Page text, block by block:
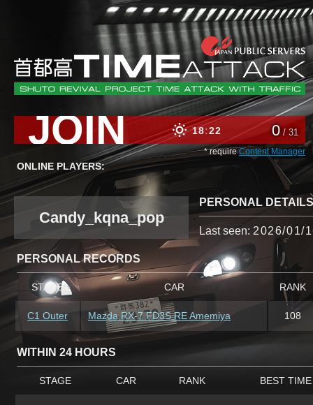
0/ 31
18 22
JOIN * require Content Manager
ONLINE PLAYERS:
PERSONAL DETAILS
Candy_kqna_pop
Last seen: 2026/01/
PERSONAL RECORDS
STAGE CAR RANK
C1 Outer Mazda RX-7 FD3S RE Amemiya 108
WITHIN 24 HOURS
STAGE CAR RANK BEST TIME